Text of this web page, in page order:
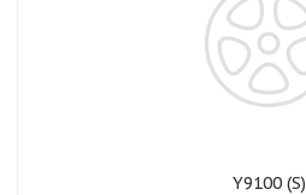
Y9100 (S)